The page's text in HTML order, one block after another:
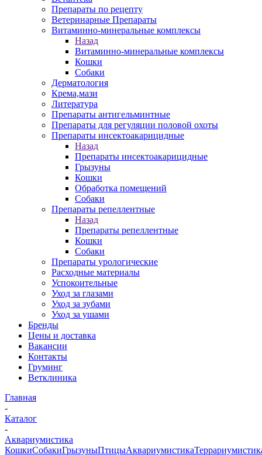
Препараты по рецепту
Ветеринарные Препараты
Витаминно-минеральные комплексы
Назад
Витаминно-минеральные комплексы
Кошки
Собаки
Дерматология
Крема,мази
Литература
Препараты антигельминтные
Препараты для регуляции половой охоты
Препараты инсектоакарицидные
Назад
Препараты инсектоакарицидные
Грызуны
Кошки
Обработка помещений
Собаки
Препараты репеллентные
Назад
Препараты репеллентные
Кошки
Собаки
Препараты урологические
Расходные материалы
Успокоительные
Уход за глазами
Уход за зубами
Уход за ушами
Бренды
Цены и доставка
Вакансии
Контакты
Груминг
Ветклиника
Главная
-
Каталог
-
Аквариумистика
КошкиСобакиГрызуныПтицыАквариумистика